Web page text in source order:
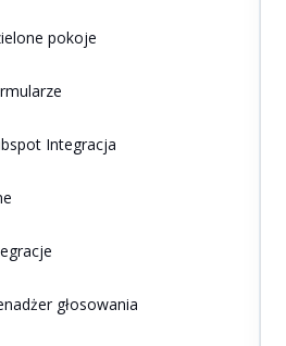
pokoje
Integracja
głosowania